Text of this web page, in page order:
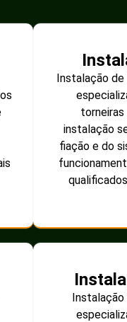
Instalação
torneiras
instalação
fiação e do